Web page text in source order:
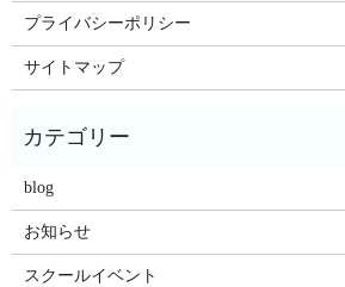
プライバシーポリシー
サイトマップ
blog
お知らせ
スクールイベント